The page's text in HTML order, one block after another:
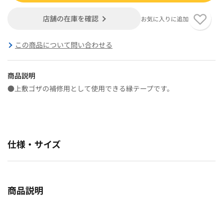
店舗の在庫を確認 お気に入りに追加
この商品について問い合わせる
商品説明
●上敷ゴザの補修用として使用できる縁テープです。
仕様・サイズ
商品説明